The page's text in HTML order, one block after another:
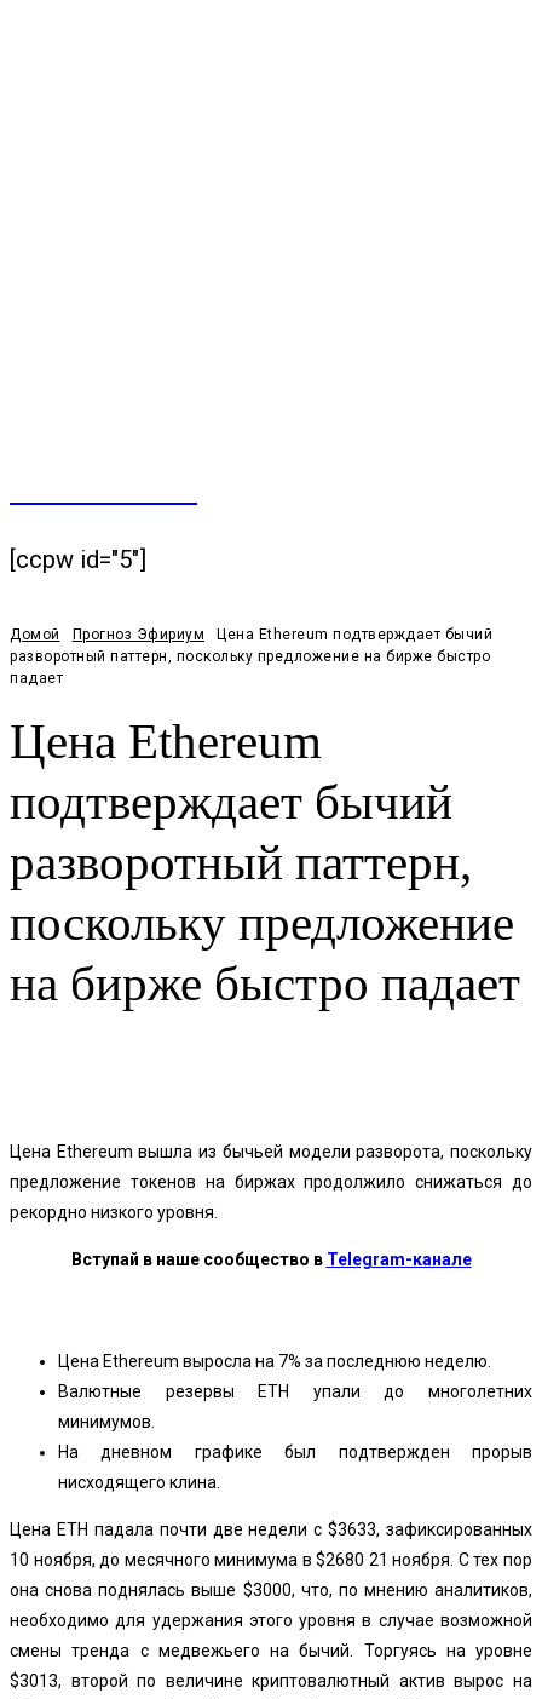
[ccpw id="5"]
Домой Прогноз Эфириум
Цена Ethereum подтверждает бычий
разворотный паттерн, поскольку предложение на бирже быстро
падает
Цена Ethereum
подтверждает бычий
разворотный паттерн,
поскольку предложение
на бирже быстро падает
Цена Ethereum вышла из бычьей модели разворота, поскольку
предложение токенов на биржах продолжило снижаться до
рекордно низкого уровня.
Вступай в наше сообщество в Telegram-канале
Цена Ethereum выросла на 7% за последнюю неделю.
Валютные резервы ETH упали до многолетних
минимумов.
На дневном графике был подтвержден прорыв
нисходящего клина.
Цена ETH падала почти две недели с $3633, зафиксированных
10 ноября, до месячного минимума в $2680 21 ноября. С тех пор
она снова поднялась выше $3000, что, по мнению аналитиков,
необходимо для удержания этого уровня в случае возможной
смены тренда с медвежьего на бычий. Торгуясь на уровне
$3013, второй по величине криптовалютный актив вырос на